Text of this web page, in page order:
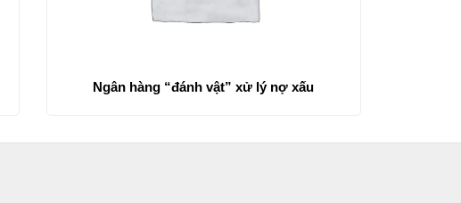
Ngân hàng “đánh vật” xử lý nợ xấu